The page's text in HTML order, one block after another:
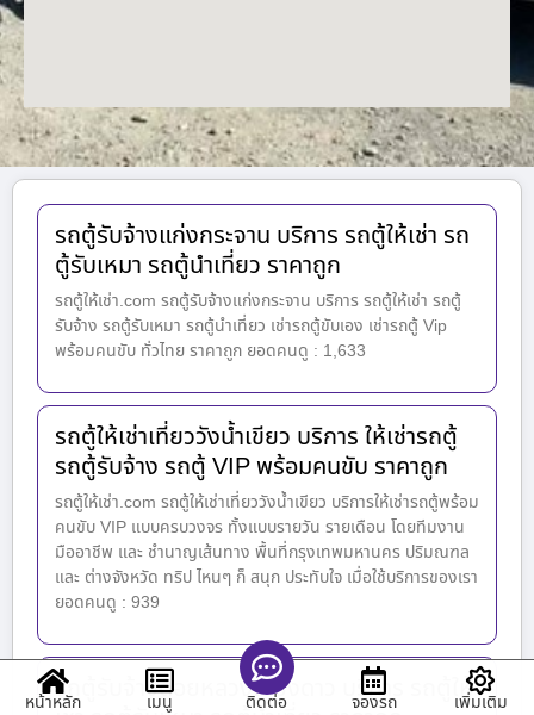
รถตู้รับจ้างแก่งกระจาน บริการ รถตู้ให้เช่า รถ
ตู้รับเหมา รถตู้นำเที่ยว ราคาถูก
รถตู้ให้เช่า.com รถตู้รับจ้างแก่งกระจาน บริการ รถตู้ให้เช่า รถตู้
รับจ้าง รถตู้รับเหมา รถตู้นำเที่ยว เช่ารถตู้ขับเอง เช่ารถตู้ Vip
พร้อมคนขับ ทั่วไทย ราคาถูก ยอดคนดู : 1,633
รถตู้ให้เช่าเที่ยววังน้ำเขียว บริการ ให้เช่ารถตู้
รถตู้รับจ้าง รถตู้ VIP พร้อมคนขับ ราคาถูก
รถตู้ให้เช่า.com รถตู้ให้เช่าเที่ยววังน้ำเขียว บริการให้เช่ารถตู้พร้อม
คนขับ VIP แบบครบวงจร ทั้งแบบรายวัน รายเดือน โดยทีมงาน
มืออาชีพ และ ชำนาญเส้นทาง พื้นที่กรุงเทพมหานคร ปริมณฑล
และ ต่างจังหวัด ทริป ไหนๆ ก็ สนุก ประทับใจ เมื่อใช้บริการของเรา
ยอดคนดู : 939
รถตู้รับจ้างดอยหลวงเชียงดาว บริการ รถตู้ให้
หน้าหลัก เมนู ติดต่อ จองรถ เพิ่มเติม